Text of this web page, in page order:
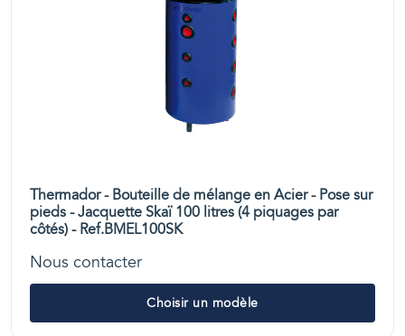
Thermador - Bouteille de mélange en Acier - Pose sur
pieds - Jacquette Skaï 100 litres (4 piquages par
côtés) - Ref.BMEL100SK
Nous contacter
Choisir un modèle